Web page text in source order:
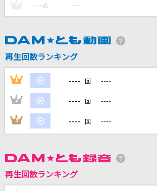
岡村孝子
@onefive
勘冴えて悔しいわ
ずっと真夜中でいいのに。
エロティカ・セブン EROTICA
サザンオールスターズ
家入レオ
[生音]ワインレッドの心
3 ---- 点 ----
再生回数ランキング
1 ---- 回 ----
2 ---- 回 ----
3 ---- 回 ----
再生回数ランキング